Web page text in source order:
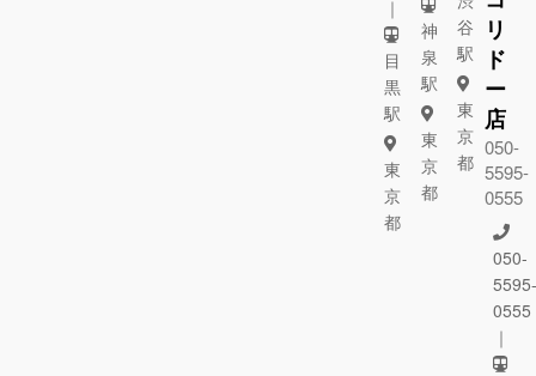
｜
目
黒
駅
東
京
都
神
泉
駅
東
京
都
谷
駅
東
京
都
リ
ド
ー
店
050-
5595-
0555
050-
0555
｜